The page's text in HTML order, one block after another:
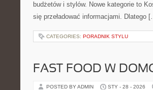
budżetów i stylów. Nowe kategorie to
się przeładować informacjami. Dlatego
CATEGORIES: PORADNIK STYLU
FAST FOOD W
POSTED BY ADMIN STY - 28 - 2026